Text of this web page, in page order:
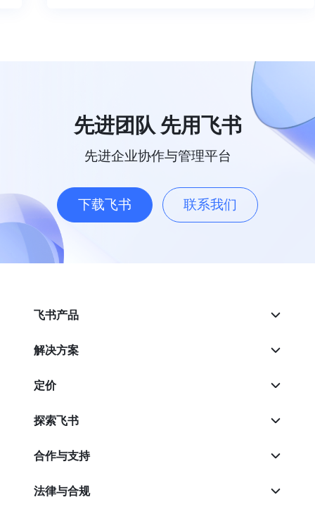
先进团队 先用飞书
先进企业协作与管理平台
下载飞书 联系我们
飞书产品
解决方案
定价
探索飞书
合作与支持
法律与合规